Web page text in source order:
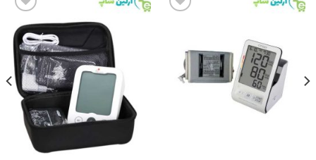
wishlist
Add to
wishlist